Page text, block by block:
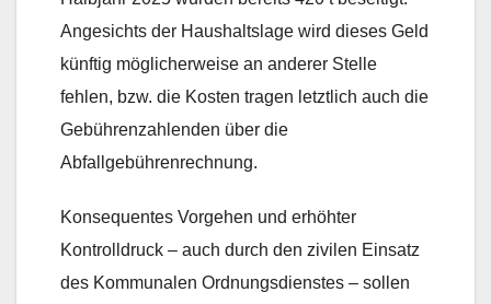
Angesichts der Haushaltslage wird dieses Geld
künftig möglicherweise an anderer Stelle
fehlen, bzw. die Kosten tragen letztlich auch die
Gebührenzahlenden über die
Abfallgebührenrechnung.
Konsequentes Vorgehen und erhöhter
Kontrolldruck – auch durch den zivilen Einsatz
des Kommunalen Ordnungsdienstes – sollen